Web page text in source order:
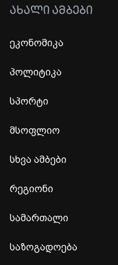
ᲐᲮᲐᲚᲘ ᲐᲛᲑᲔᲑᲘ
ეკონომიკა
პოლიტიკა
სპორტი
მსოფლიო
სხვა ამბები
რეგიონი
სამართალი
საზოგადოება